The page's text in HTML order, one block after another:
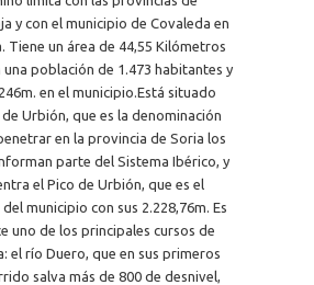
y con el municipio de Covaleda en
Tiene un área de 44,55 Kilómetros
población de 1.473 habitantes y
en el municipio.Está situado
Urbión, que es la denominación
en la provincia de Soria los
parte del Sistema Ibérico, y
el Pico de Urbión, que es el
municipio con sus 2.228,76m. Es
uno de los principales cursos de
el río Duero, que en sus primeros
salva más de 800 de desnivel,